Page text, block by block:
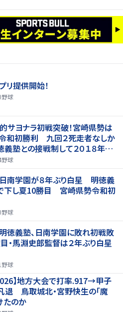
リ提供開始！
野球
ヨナラ初戦突破！宮崎県勢は
和初勝利 九回２死走者なしか
塾との接戦制して２０１８年以
野球
日南学園が８年ぶり白星 明徳義
下し夏10勝目 宮崎県勢令和初
野球
明徳義塾、日南学園に敗れ初戦敗
・馬淵史郎監督は２年ぶり白星
野球
】地方大会で打率.917→甲子
退 鳥取城北・宮野快生の「魔
たのか